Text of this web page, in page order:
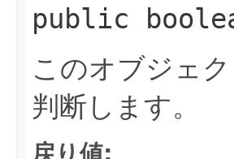
public
このオブジェ
判断します。
戻り値: